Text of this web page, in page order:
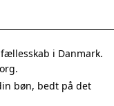
i Danmark.
bøn, bedt på det